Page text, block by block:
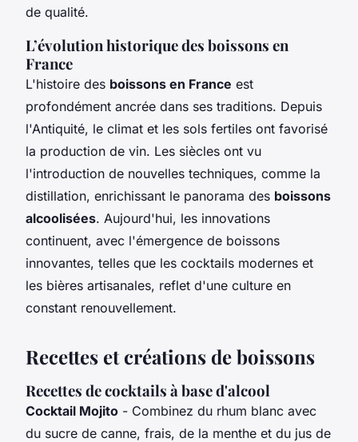
de qualité.
L’évolution historique des boissons en
France
L'histoire des boissons en France est
profondément ancrée dans ses traditions. Depuis
l'Antiquité, le climat et les sols fertiles ont favorisé
la production de vin. Les siècles ont vu
l'introduction de nouvelles techniques, comme la
distillation, enrichissant le panorama des boissons
alcoolisées. Aujourd'hui, les innovations
continuent, avec l'émergence de boissons
innovantes, telles que les cocktails modernes et
les bières artisanales, reflet d'une culture en
constant renouvellement.
Recettes et créations de boissons
Recettes de cocktails à base d'alcool
Cocktail Mojito - Combinez du rhum blanc avec
du sucre de canne, frais, de la menthe et du jus de